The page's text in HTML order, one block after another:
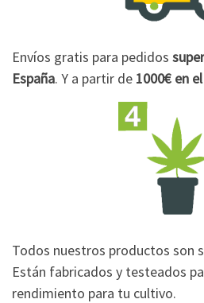
Envíos gratis para pedidos
España. Y a partir de 1000€ en
Todos nuestros productos son
Están fabricados y testeados
rendimiento para tu cultivo.